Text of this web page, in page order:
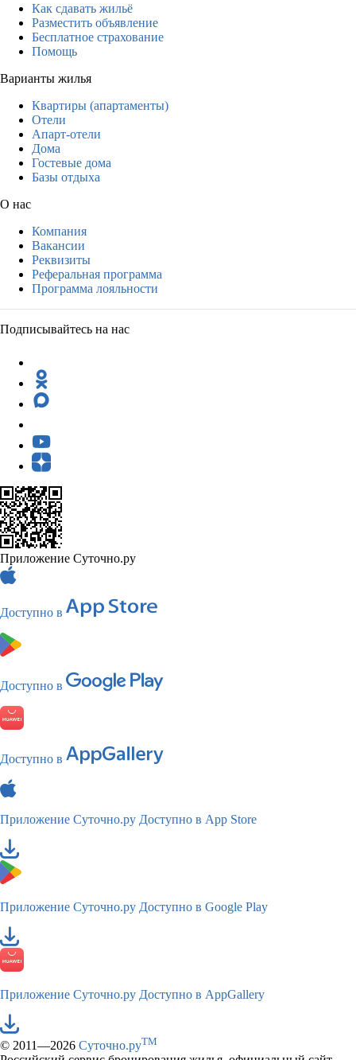
Как сдавать жильё
Разместить объявление
Бесплатное страхование
Помощь
Варианты жилья
Квартиры (апартаменты)
Отели
Апарт-отели
Дома
Гостевые дома
Базы отдыха
О нас
Компания
Вакансии
Реквизиты
Реферальная программа
Программа лояльности
Подписывайтесь на нас
Приложение Суточно.ру
Доступно в
Доступно в
Доступно в
Приложение Суточно.ру Доступно в App Store
Приложение Суточно.ру Доступно в Google Play
Приложение Суточно.ру Доступно в AppGallery
© 2011—2026 Суточно.руTM